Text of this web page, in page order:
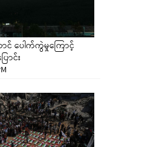
င် ပေါက်ကွဲမှုကြောင့်
ာင်း